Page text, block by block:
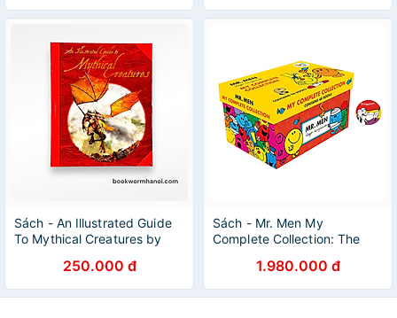
Sách - An Illustrated Guide
To Mythical Creatures by
Fantasy in English
250.000 đ
Sách - Mr. Men My
Complete Collection: The
Children’s Illustrated Series
by Roger Hargreaves
1.980.000 đ